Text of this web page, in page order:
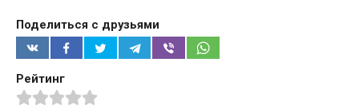
Поделиться с друзьями
Рейтинг